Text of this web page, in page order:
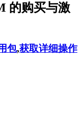
的购买与激
包,获取详细操作